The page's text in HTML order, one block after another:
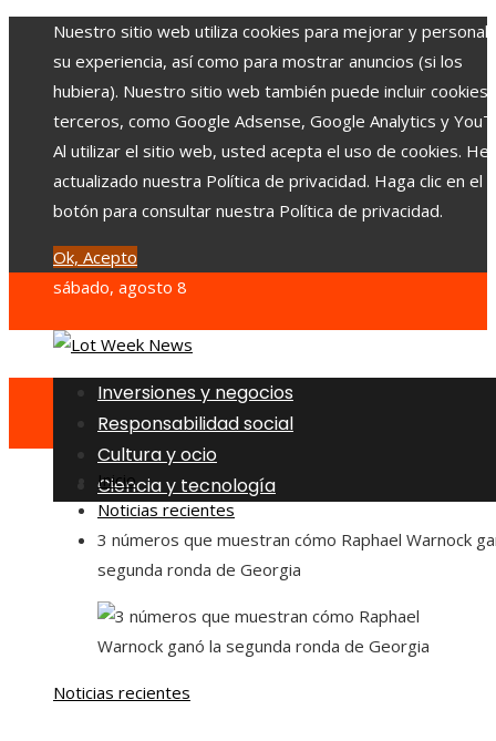
Nuestro sitio web utiliza cookies para mejorar y
su experiencia, así como para mostrar anuncios (si los
hubiera). Nuestro sitio web también puede incluir cookies
terceros, como Google Adsense, Google Analytics y
Al utilizar el sitio web, usted acepta el uso de cookies.
actualizado nuestra Política de privacidad. Haga clic en el
botón para consultar nuestra Política de privacidad.
Ok, Acepto
sábado, agosto 8
Inversiones y negocios
Responsabilidad social
Cultura y ocio
Ciencia y tecnología
Inicio
Noticias recientes
3 números que muestran cómo Raphael Warnock
segunda ronda de Georgia
Noticias recientes